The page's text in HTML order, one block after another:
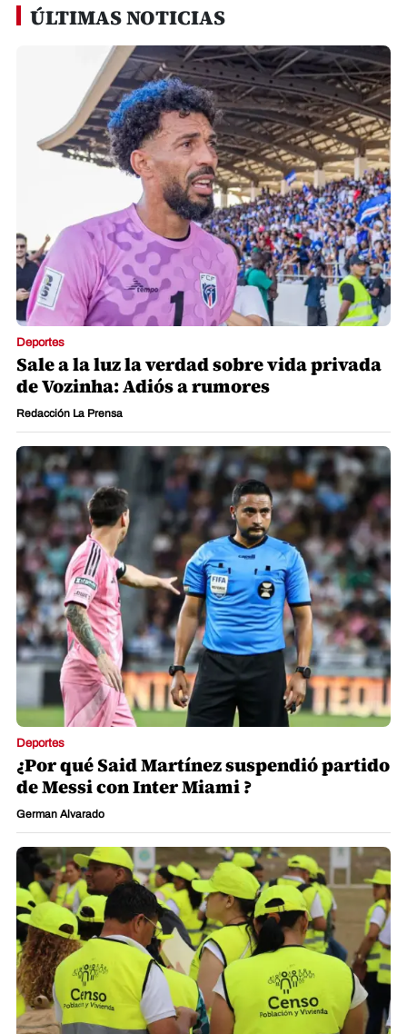
ÚLTIMAS NOTICIAS
Deportes
Sale a la luz la verdad sobre vida privada
de Vozinha: Adiós a rumores
Redacción La Prensa
Deportes
¿Por qué Said Martínez suspendió partido
de Messi con Inter Miami ?
German Alvarado